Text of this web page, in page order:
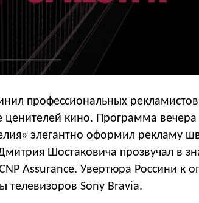
профессиональных
ценителей кино. Программа
элегантно оформил рекламу
Шостаковича прозвучал в
Assurance. Увертюра Россини к
телевизоров Sony Bravia.